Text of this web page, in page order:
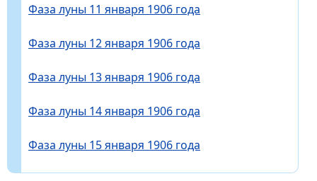
Фаза луны 11 января 1906 года
Фаза луны 12 января 1906 года
Фаза луны 13 января 1906 года
Фаза луны 14 января 1906 года
Фаза луны 15 января 1906 года